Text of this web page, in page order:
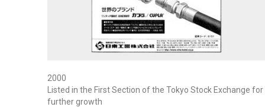
2000
Listed in the First Section of the Tokyo Stock Exchange for
further growth